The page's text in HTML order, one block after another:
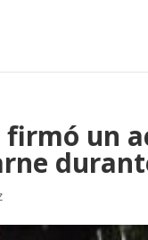
firmó un